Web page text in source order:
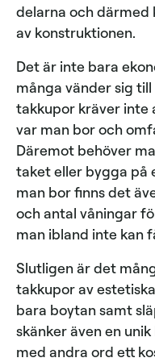
delarna och därmed
av konstruktionen.
Det är inte bara
många vänder sig
takkupor kräver inte
var man bor och
Däremot behöver
taket eller bygga på
man bor finns det
och antal våningar
man ibland inte kan
Slutligen är det
takkupor av
bara boytan samt
skänker även en
med andra ord ett